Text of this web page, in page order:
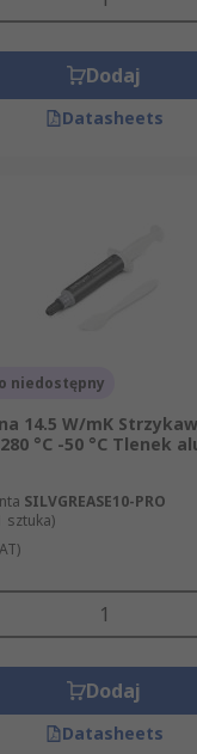
Dodaj
Datasheets
niedostępny
14.5 W/mK
°C -50 °C Tlenek
SILVGREASE10-PRO
sztuka)
Dodaj
Datasheets